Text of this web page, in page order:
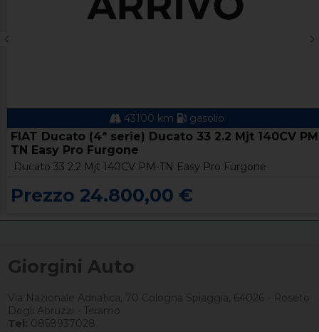
43100 km gasolio
FIAT Ducato (4ª serie) Ducato 33 2.2 Mjt 140CV
TN Easy Pro Furgone
Ducato 33 2.2 Mjt 140CV PM-TN Easy Pro Furgone
Prezzo 24.800,00 €
Giorgini Auto
Via Nazionale Adriatica, 70 Cologna Spiaggia, 64026 - Roseto
Degli Abruzzi - Teramo
Tel: 0858937028